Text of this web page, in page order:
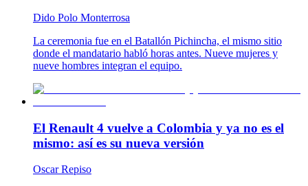
Dido Polo Monterrosa
La ceremonia fue en el Batallón Pichincha, el mismo sitio
donde el mandatario habló horas antes. Nueve mujeres y
nueve hombres integran el equipo.
El Renault 4 vuelve a Colombia y ya no es el
mismo: así es su nueva versión
Oscar Repiso